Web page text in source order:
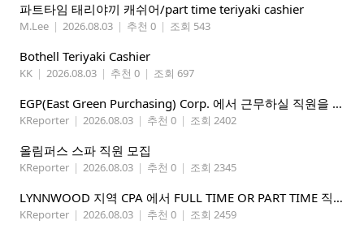
파트타임 태리야끼 캐쉬어/part time teriyaki cashier
M.Lee | 2026.08.03 | 추천 0 | 조회 543
Bothell Teriyaki Cashier
KK | 2026.08.03 | 추천 0 | 조회 697
EGP(East Green Purchasing) Corp. 에서 근무하실 직원을 아래와 같이 모집합니다.
KReporter | 2026.08.03 | 추천 0 | 조회 2402
올림퍼스 스파 직원 모집
KReporter | 2026.08.03 | 추천 0 | 조회 2345
LYNNWOOD 지역 CPA 에서 FULL TIME OR PART TIME 직원을 찾습니다
KReporter | 2026.08.03 | 추천 0 | 조회 2459